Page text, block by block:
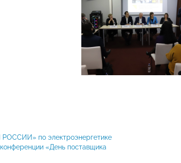
по электроэнергетике
«День поставщика